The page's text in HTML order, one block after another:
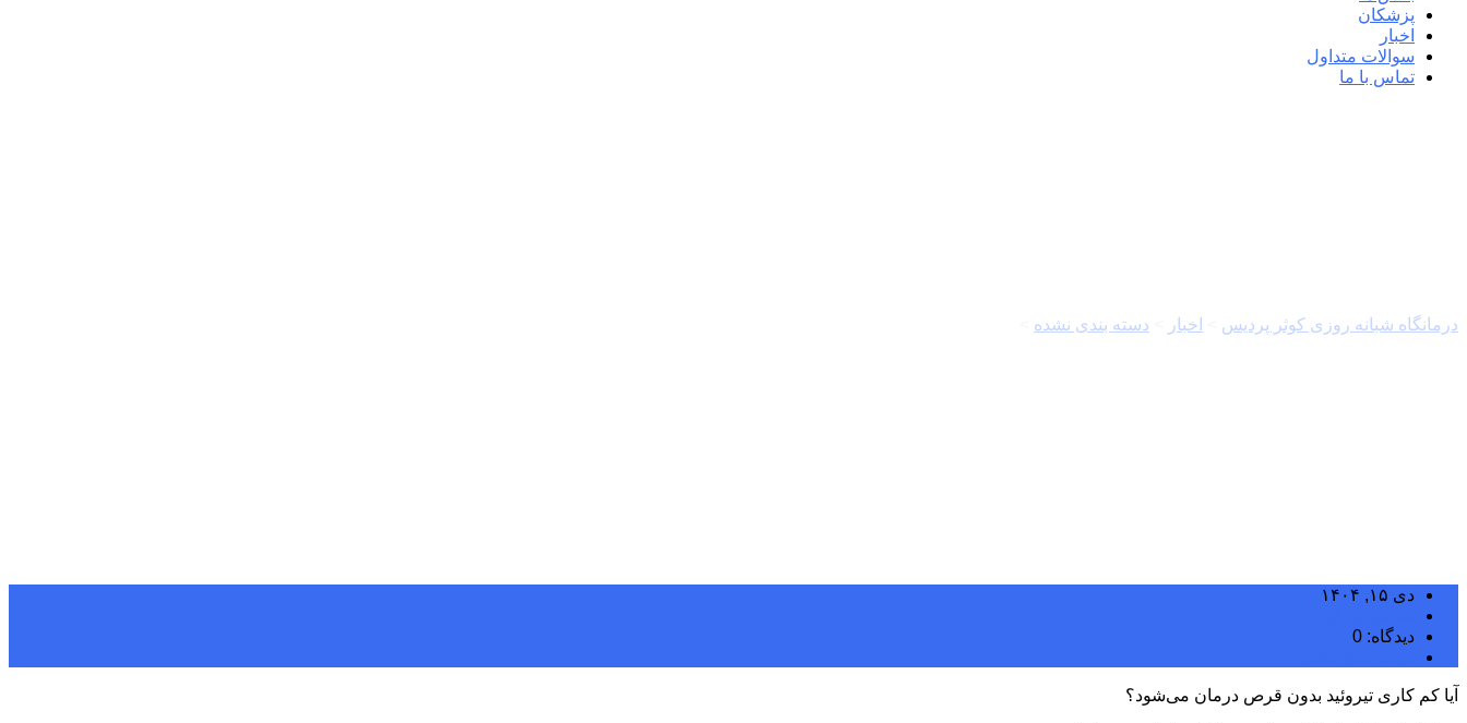
پزشکان
اخبار
سوالات متداول
تماس با ما
درمانگاه شبانه روزی کوثر پردیس اخبار دسته بندی نشده
دی ۱۵, ۱۴۰۴
دیدگاه: 0
آیا کم کاری تیروئید بدون قرص درمان می‌شود؟